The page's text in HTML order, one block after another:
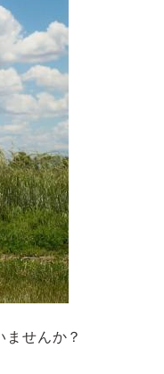
ませんか？